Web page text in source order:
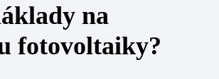
na
fotovoltaiky?